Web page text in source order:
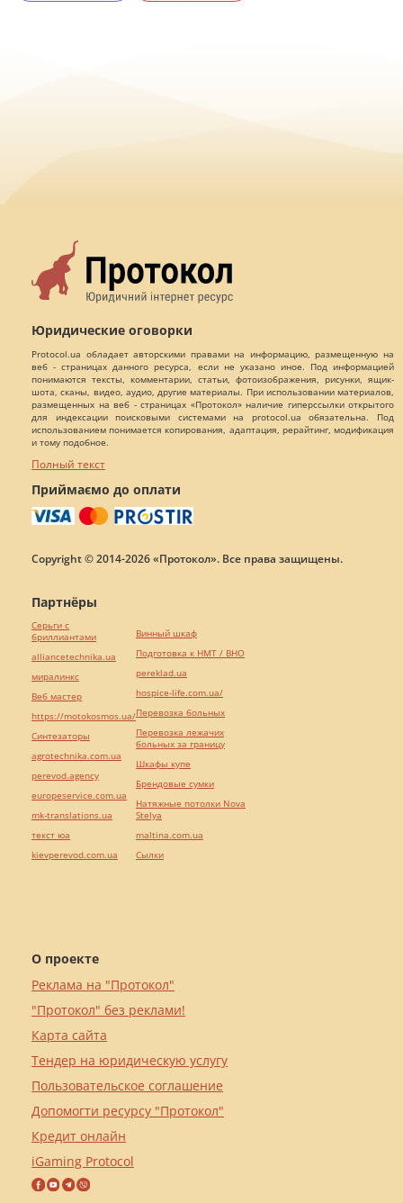
Юридические оговорки
Protocol.ua обладает авторскими правами на информацию, размещенную на
веб - страницах данного ресурса, если не указано иное. Под информацией
понимаются тексты, комментарии, статьи, фотоизображения, рисунки, ящик-
шота, сканы, видео, аудио, другие материалы. При использовании материалов,
размещенных на веб - страницах «Протокол» наличие гиперссылки открытого
для индексации поисковыми системами на protocol.ua обязательна. Под
использованием понимается копирования, адаптация, рерайтинг, модификация
и тому подобное.
Полный текст
Приймаємо до оплати
Copyright © 2014-2026 «Протокол». Все права защищены.
О проекте
Реклама на "Протокол"
"Протокол" без реклами!
Карта сайта
Тендер на юридическую услугу
Пользовательское соглашение
Допомогти ресурсу "Протокол"
Кредит онлайн
iGaming Protocol
Партнёры
Серьги с
бриллиантами
alliancetechnika.ua
миралинкс
Веб мастер
https://motokosmos.ua/
Синтезаторы
agrotechnika.com.ua
perevod.agency
europeservice.com.ua
mk-translations.ua
текст юа
kievperevod.com.ua
Винный шкаф
Подготовка к НМТ / ВНО
pereklad.ua
hospice-life.com.ua/
Перевозка больных
Перевозка лежачих
больных за границу
Шкафы купе
Брендовые сумки
Натяжные потолки Nova
Stelya
maltina.com.ua
Cылки